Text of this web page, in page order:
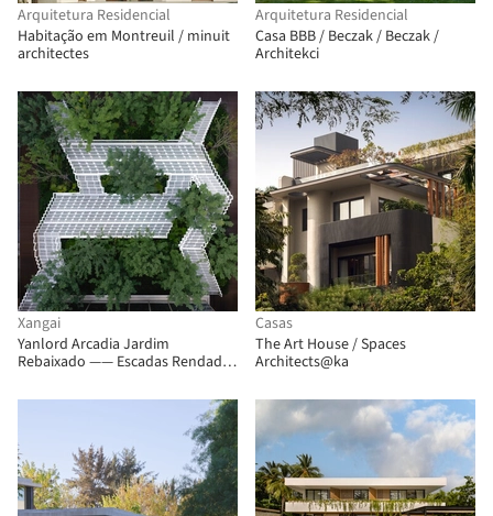
Arquitetura Residencial
Habitação em Montreuil / minuit
architectes
Arquitetura Residencial
Casa BBB / Beczak / Beczak /
Architekci
Xangai
Yanlord Arcadia Jardim
Rebaixado —— Escadas Rendadas
Casas
The Art House / Spaces
Architects@ka